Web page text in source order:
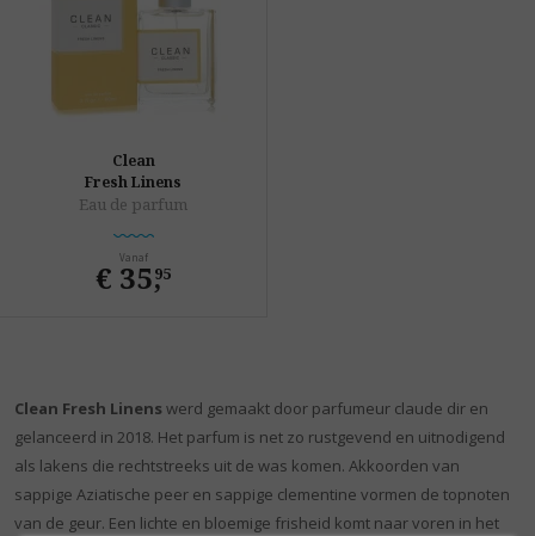
Clean
Fresh Linens
Eau de parfum
Vanaf
€ 35,
95
Clean Fresh Linens werd gemaakt door parfumeur claude dir en
gelanceerd in 2018. Het parfum is net zo rustgevend en uitnodigend
als lakens die rechtstreeks uit de was komen. Akkoorden van
sappige Aziatische peer en sappige clementine vormen de topnoten
van de geur. Een lichte en bloemige frisheid komt naar voren in het